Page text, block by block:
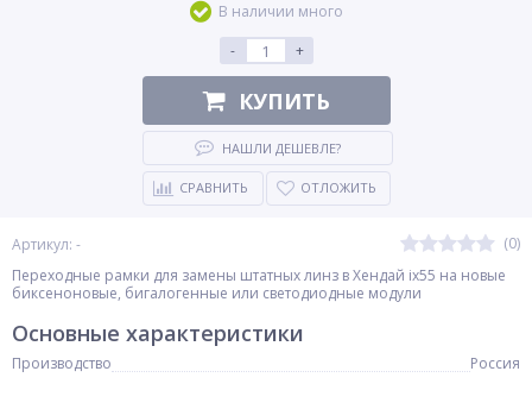
Артикул: -
(0)
Переходные рамки для замены штатных линз в Хендай ix55 на новые
биксеноновые, бигалогенные или светодиодные модули
В наличии много
-
+
КУПИТЬ
НАШЛИ ДЕШЕВЛЕ?
СРАВНИТЬ ОТЛОЖИТЬ
Основные характеристики
Производство Россия